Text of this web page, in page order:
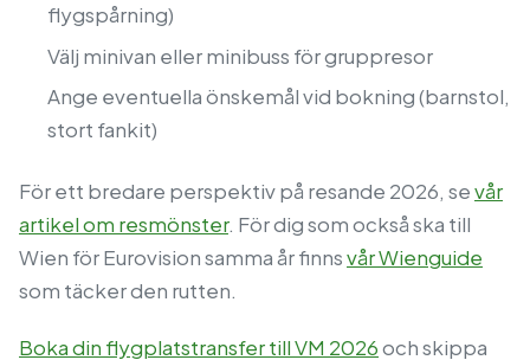
flygspårning)
Välj minivan eller minibuss för gruppresor
Ange eventuella önskemål vid bokning (barnstol,
stort fankit)
För ett bredare perspektiv på resande 2026, sevår
artikel om resmönster. För dig som också ska till
Wien för Eurovision samma år finnsvår Wienguide
som täcker den rutten.
Boka din flygplatstransfer till VM 2026och skippa